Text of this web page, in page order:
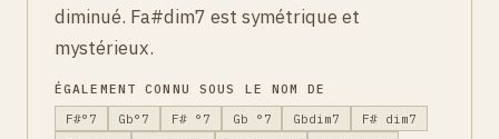
diminué. Fa#dim7 est symétrique et
mystérieux.
ÉGALEMENT CONNU SOUS LE NOM DE
F#°7
Gb°7 F# °7 Gb °7 Gbdim7
F# dim7